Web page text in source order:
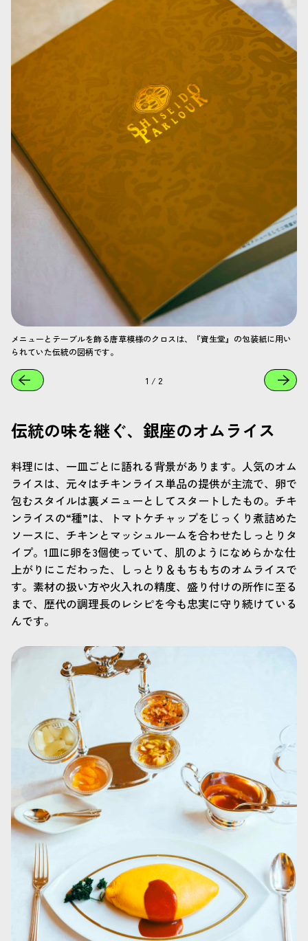
メニューとテーブルを飾る唐草模様のクロスは、『資生堂』の包装紙に用い
られていた伝統の図柄です。
1 / 2
伝統の味を継ぐ、銀座のオムライス
料理には、一皿ごとに語れる背景があります。人気のオム
ライスは、元々はチキンライス単品の提供が主流で、卵で
包むスタイルは裏メニューとしてスタートしたもの。チキ
ンライスの“種”は、トマトケチャップをじっくり煮詰めた
ソースに、チキンとマッシュルームを合わせたしっとりタ
イプ。1皿に卵を3個使っていて、肌のようになめらかな仕
上がりにこだわった、しっとり＆もちもちのオムライスで
す。素材の扱い方や火入れの精度、盛り付けの所作に至る
まで、歴代の調理長のレシピを今も忠実に守り続けている
んです。